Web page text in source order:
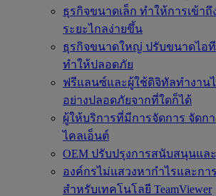
ธุรกิจขนาดเล็ก ทำให้การเข้า
ระยะไกลง่ายขึ้น
ธุรกิจขนาดใหญ่ ปรับขนาดไอ
ทำให้ปลอดภัย
ฟรีแลนซ์และผู้ใช้ดิจิทัลทำงาน
อย่างปลอดภัยจากที่ใดก็ได้
ผู้ให้บริการที่มีการจัดการ จัดก
ไคลเอ็นต์
OEM ปรับปรุงการสนับสนุนแล
องค์กรไม่แสวงหากำไรและกา
สำหรับเทคโนโลยี TeamViewer